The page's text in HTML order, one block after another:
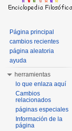
Página principal
cambios recientes
página aleatoria
ayuda
herramientas
lo que enlaza aquí
Cambios
relacionados
páginas especiales
Información de la
página